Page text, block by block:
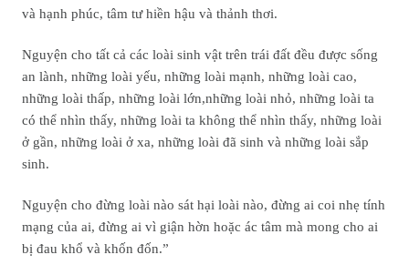
và hạnh phúc, tâm tư hiền hậu và thảnh thơi.
Nguyện cho tất cả các loài sinh vật trên trái đất đều được sống
an lành, những loài yếu, những loài mạnh, những loài cao,
những loài thấp, những loài lớn,những loài nhỏ, những loài ta
có thể nhìn thấy, những loài ta không thể nhìn thấy, những loài
ở gần, những loài ở xa, những loài đã sinh và những loài sắp
sinh.
Nguyện cho đừng loài nào sát hại loài nào, đừng ai coi nhẹ tính
mạng của ai, đừng ai vì giận hờn hoặc ác tâm mà mong cho ai
bị đau khổ và khốn đốn.”